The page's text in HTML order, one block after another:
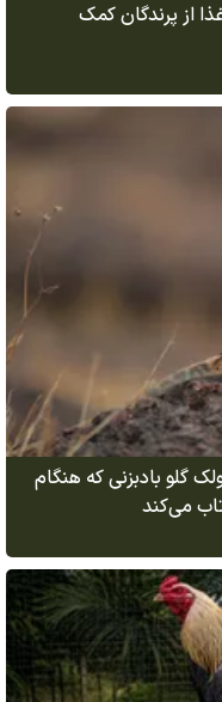
از پرندگان کمک
گلو بادبزنی که هنگام
می‌کند